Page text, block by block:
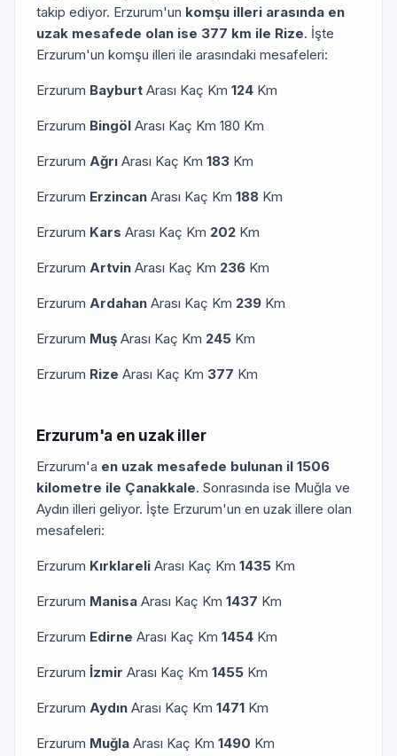
takip ediyor. Erzurum'un komşu illeri arasında en
uzak mesafede olan ise 377 km ile Rize. İşte
Erzurum'un komşu illeri ile arasındaki mesafeleri:
Erzurum Bayburt Arası Kaç Km 124 Km
Erzurum Bingöl Arası Kaç Km 180 Km
Erzurum Ağrı Arası Kaç Km 183 Km
Erzurum Erzincan Arası Kaç Km 188 Km
Erzurum Kars Arası Kaç Km 202 Km
Erzurum Artvin Arası Kaç Km 236 Km
Erzurum Ardahan Arası Kaç Km 239 Km
Erzurum Muş Arası Kaç Km 245 Km
Erzurum Rize Arası Kaç Km 377 Km
Erzurum'a en uzak iller
Erzurum'a en uzak mesafede bulunan il 1506
kilometre ile Çanakkale. Sonrasında ise Muğla ve
Aydın illeri geliyor. İşte Erzurum'un en uzak illere olan
mesafeleri:
Erzurum Kırklareli Arası Kaç Km 1435 Km
Erzurum Manisa Arası Kaç Km 1437 Km
Erzurum Edirne Arası Kaç Km 1454 Km
Erzurum İzmir Arası Kaç Km 1455 Km
Erzurum Aydın Arası Kaç Km 1471 Km
Erzurum Muğla Arası Kaç Km 1490 Km